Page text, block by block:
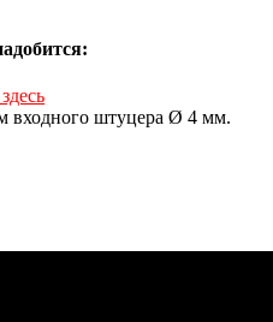
входного штуцера Ø 4 мм.